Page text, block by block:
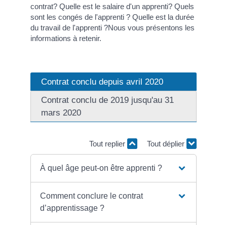
contrat? Quelle est le salaire d'un apprenti? Quels
sont les congés de l'apprenti ? Quelle est la durée
du travail de l'apprenti ?Nous vous présentons les
informations à retenir.
Contrat conclu depuis avril 2020
Contrat conclu de 2019 jusqu'au 31
mars 2020
Tout replier Tout déplier
À quel âge peut-on être apprenti ?
Comment conclure le contrat
d’apprentissage ?